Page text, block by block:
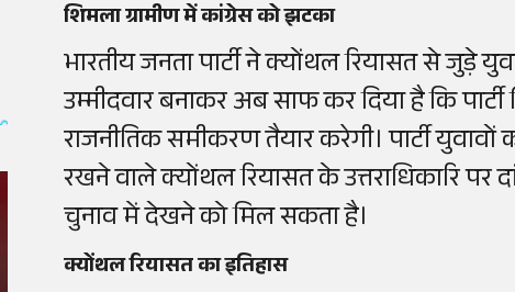
शिमला ग्रामीण में कांग्रेस को झटका
भारतीय जनता पार्टी ने क्योंथल रियासत से जुड़े
उम्मीदवार बनाकर अब साफ कर दिया है कि
राजनीतिक समीकरण तैयार करेगी। पार्टी
रखने वाले क्योंथल रियासत के उत्तराधिकारि
चुनाव में देखने को मिल सकता है।
क्योंथल रियासत का इतिहास